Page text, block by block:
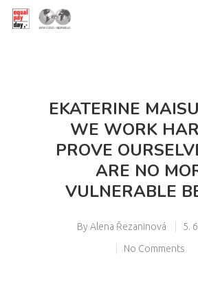
EKATERINE
WE WORK
PROVE
ARE NO
VULNERABLE
By Alena Řezaninová
5.
No Comments